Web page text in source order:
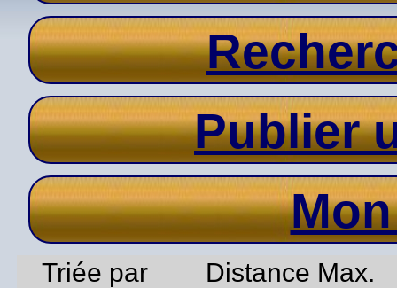
Publier
Triée par Distance Max.